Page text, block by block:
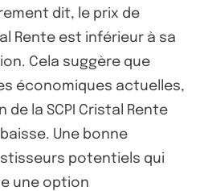
dit, le prix de
Rente est inférieur à sa
Cela suggère que
économiques actuelles,
la SCPI Cristal Rente
Une bonne
potentiels qui
une option